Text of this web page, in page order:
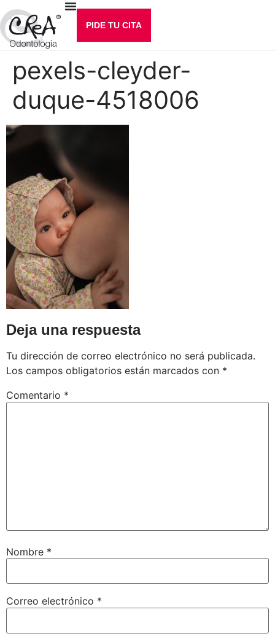
PIDE TU CITA
pexels-cleyder-
duque-4518006
Deja una respuesta
Tu dirección de correo electrónico no será publicada.
Los campos obligatorios están marcados con *
Comentario *
Nombre *
Correo electrónico *